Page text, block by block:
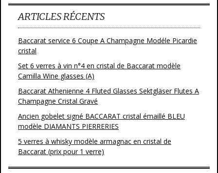
ARTICLES RÉCENTS
Baccarat service 6 Coupe A Champagne Modéle Picardie
cristal
Set 6 verres à vin n°4 en cristal de Baccarat modèle
Camilla Wine glasses (A)
Baccarat Athenienne 4 Fluted Glasses Sektgläser Flutes A
Champagne Cristal Gravé
Ancien gobelet signé BACCARAT cristal émaillé BLEU
modèle DIAMANTS PIERRERIES
5 verres à whisky modèle armagnac en cristal de
Baccarat (prix pour 1 verre)